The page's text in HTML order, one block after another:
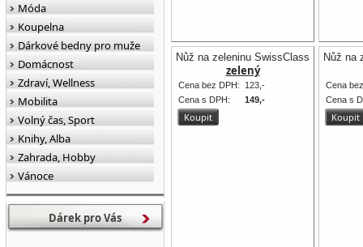
Nůž na zeleninu SwissClassic 8 cm
zelený
Cena bez DPH:
123,-
Cena s DPH:
149,-
Nůž na
Cena
Cena s
Móda
Koupelna
Dárkové bedny pro muže
Domácnost
Zdraví, Wellness
Mobilita
Volný čas, Sport
Knihy, Alba
Zahrada, Hobby
Vánoce
Dárek pro Vás